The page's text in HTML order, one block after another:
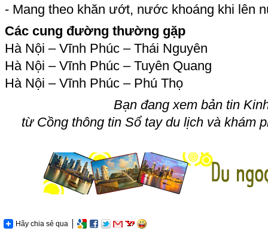
- Mang theo khăn ướt, nước khoáng khi lên
Các cung đường thường gặp
Hà Nội – Vĩnh Phúc – Thái Nguyên
Hà Nội – Vĩnh Phúc – Tuyên Quang
Hà Nội – Vĩnh Phúc – Phú Thọ
Bạn đang xem bản tin
từ Cồng thông tin Sổ tay du lịch và khám
Hãy chia sẻ qua